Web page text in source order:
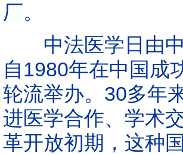
厂。
中法医学日由中
自1980年在中国成
轮流举办。30多年
进医学合作、学术
革开放初期，这种